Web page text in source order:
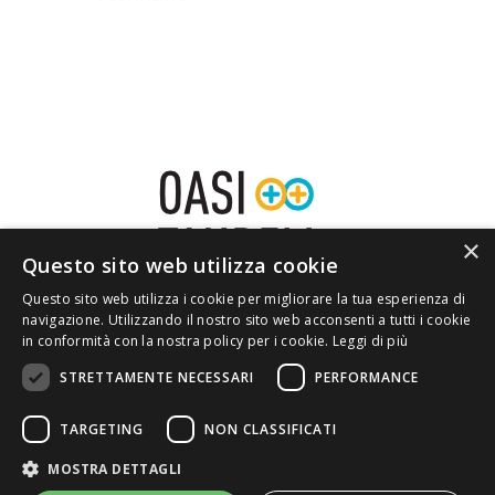
HOME CHI SIAMO
PRIVACY
×
Questo sito web utilizza cookie
Questo sito web utilizza i cookie per migliorare la tua esperienza di
navigazione. Utilizzando il nostro sito web acconsenti a tutti i cookie
in conformità con la nostra policy per i cookie. Leggi di più
STRETTAMENTE NECESSARI
PERFORMANCE
TARGETING NON CLASSIFICATI
MOSTRA DETTAGLI